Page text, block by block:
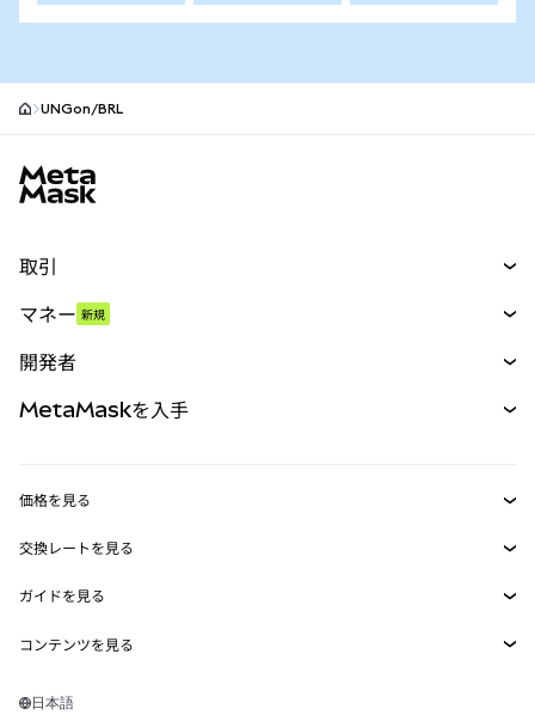
UNGon/BRL
取引
パーペチュアル
RWA
マネー 新規
開発者
MetaMask Connect
Snaps
Web3サービス
MetaMaskを入手
セキュリティ
サポート
キャリア
価格を見る
イーサリアムの価格
Solanaの価格
Tetherの価格
交換レートを見る
ETH→USD
USDT→INR
ガイドを見る
ETHの購入
コンテンツを見る
Solanaウォレット
日本語